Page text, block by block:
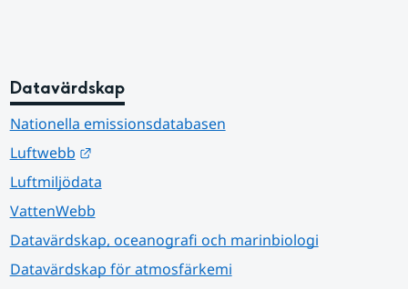
Datavärdskap
Nationella emissionsdatabasen
Luftwebb
Länk till annan webbplats.
Luftmiljödata
VattenWebb
Datavärdskap, oceanografi och marinbiologi
Datavärdskap för atmosfärkemi